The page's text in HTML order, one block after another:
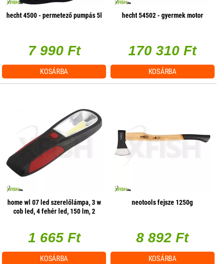
hecht 4500 - permetező pumpás 5l
7 990 Ft
KOSÁRBA
hecht 54502 - gyermek motor
170 310 Ft
KOSÁRBA
home wl 07 led szerelőlámpa, 3 w
cob led, 4 fehér led, 150 lm, 2
1 665 Ft
KOSÁRBA
neotools fejsze 1250g
8 892 Ft
KOSÁRBA